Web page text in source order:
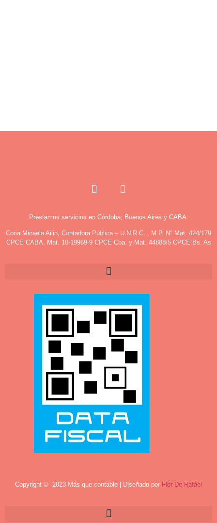
Prestamos servicios en Córdoba, Buenos Aires y CABA.
Coria Micaela Ailin, Contadora Pública – U.N.R.C. , M.P. N° Mat. 424/179
CPCE CABA, Mat. 10-19969-9 CPCE Cba. y Mat. 44888/5 CPCE Bs. As
Copyright © 2023 Más que contable | Diseñado por Flor De Rafael